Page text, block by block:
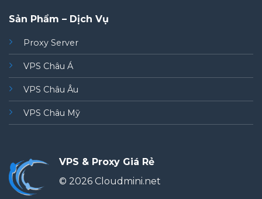
Sản Phẩm – Dịch Vụ
Proxy Server
VPS Châu Á
VPS Châu Âu
VPS Châu Mỹ
VPS & Proxy Giá Rẻ
© 2026 Cloudmini.net